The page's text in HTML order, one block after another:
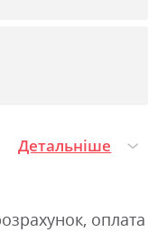
Детальніше
оплата